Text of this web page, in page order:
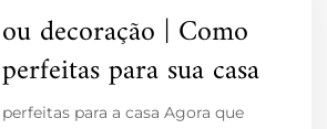
decoração | Como
para sua casa
para a casa Agora que